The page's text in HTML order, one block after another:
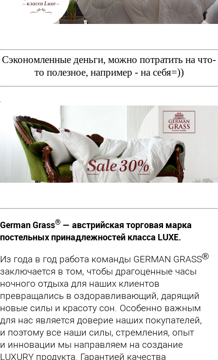
Сэкономленные деньги, можно потратить на что-
то полезное, например - на себя=))
German Grass® — австрийская торговая марка
постельных принадлежностей класса LUXE.
Из года в год работа команды GERMAN GRASS®
заключается в том, чтобы драгоценные часы
ночного отдыха для наших клиентов
превращались в оздоравливающий, дарящий
новые силы и красоту сон. Особенно важным
для нас является доверие наших покупателей,
и поэтому все наши силы, стремления, опыт
и инновации мы направляем на создание
LUXURY продукта. Гарантией качества